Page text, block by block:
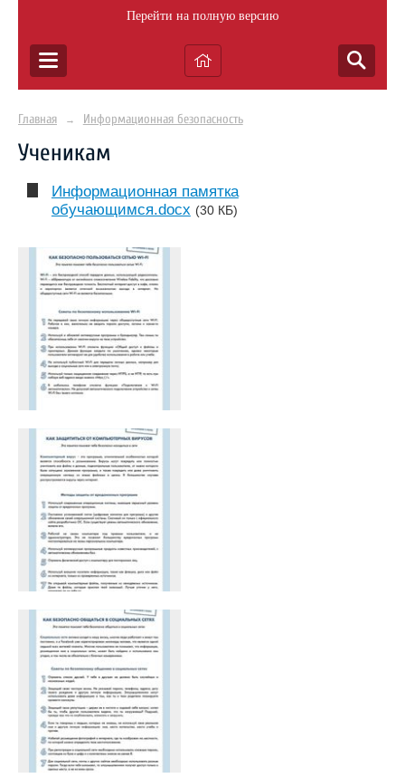
Перейти на полную версию
Главная → Информационная безопасность
Ученикам
Информационная памятка
обучающимся.docx (30 КБ)